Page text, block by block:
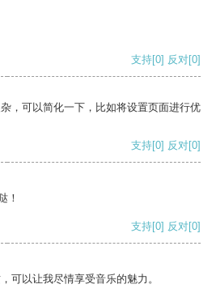
支持[0] 反对[0]
，可以简化一下，比如将设置页面进行优
支持[0] 反对[0]
！
支持[0] 反对[0]
可以让我尽情享受音乐的魅力。